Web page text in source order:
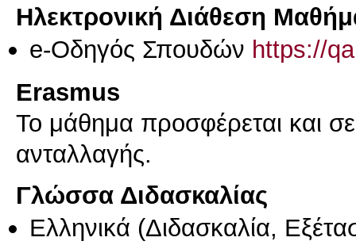
Ηλεκτρονική Διάθεση
e-Οδηγός Σπουδών https://
Erasmus
Το μάθημα προσφέρεται και
ανταλλαγής.
Γλώσσα Διδασκαλίας
Ελληνικά (Διδασκαλία,